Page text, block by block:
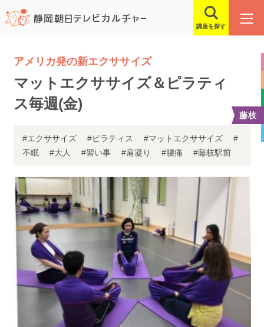
講座を探す
藤枝
アメリカ発の新エクササイズ
マットエクササイズ＆ピラティ
ス毎週(金)
#エクササイズ #ピラティス #マットエクササイズ
#
不眠
#大人 #習い事 #肩凝り #腰痛 #藤枝駅前